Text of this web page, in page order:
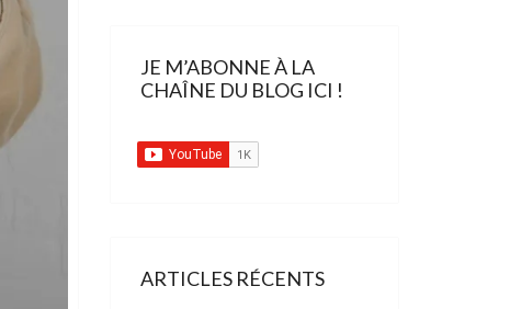
JE M’ABONNE À LA
CHAÎNE DU BLOG ICI !
ARTICLES RÉCENTS